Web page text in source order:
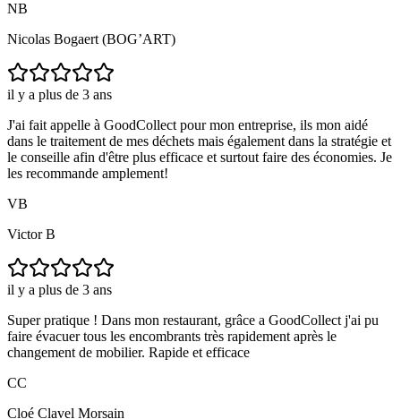
NB
Nicolas Bogaert (BOG’ART)
il y a plus de 3 ans
J'ai fait appelle à GoodCollect pour mon entreprise, ils mon aidé
dans le traitement de mes déchets mais également dans la stratégie et
le conseille afin d'être plus efficace et surtout faire des économies. Je
les recommande amplement!
VB
Victor B
il y a plus de 3 ans
Super pratique ! Dans mon restaurant, grâce a GoodCollect j'ai pu
faire évacuer tous les encombrants très rapidement après le
changement de mobilier. Rapide et efficace
CC
Cloé Clavel Morsain